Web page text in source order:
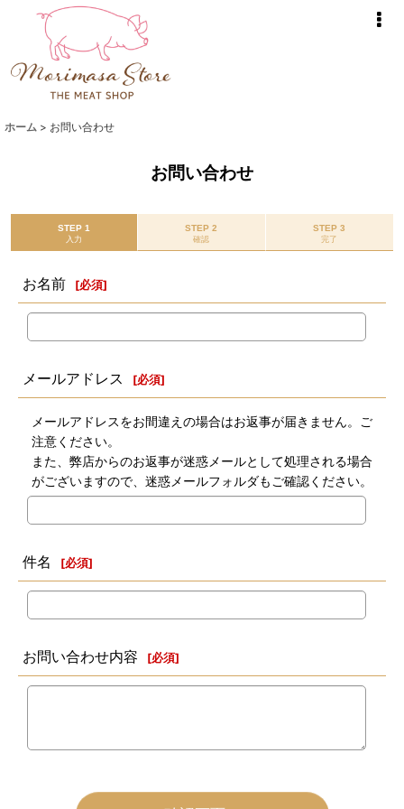
ホーム > お問い合わせ
お問い合わせ
STEP 1
入力
STEP 2
確認
STEP 3
完了
お名前 [必須]
メールアドレス [必須]
メールアドレスをお間違えの場合はお返事が届きません。ご
注意ください。
また、弊店からのお返事が迷惑メールとして処理される場合
がございますので、迷惑メールフォルダもご確認ください。
件名 [必須]
お問い合わせ内容 [必須]